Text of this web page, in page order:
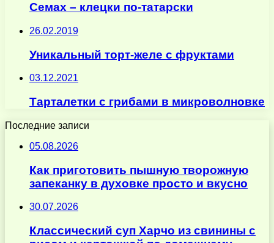
Семах – клецки по-татарски
26.02.2019
Уникальный торт-желе с фруктами
03.12.2021
Тарталетки с грибами в микроволновке
Последние записи
05.08.2026
Как приготовить пышную творожную
запеканку в духовке просто и вкусно
30.07.2026
Классический суп Харчо из свинины с